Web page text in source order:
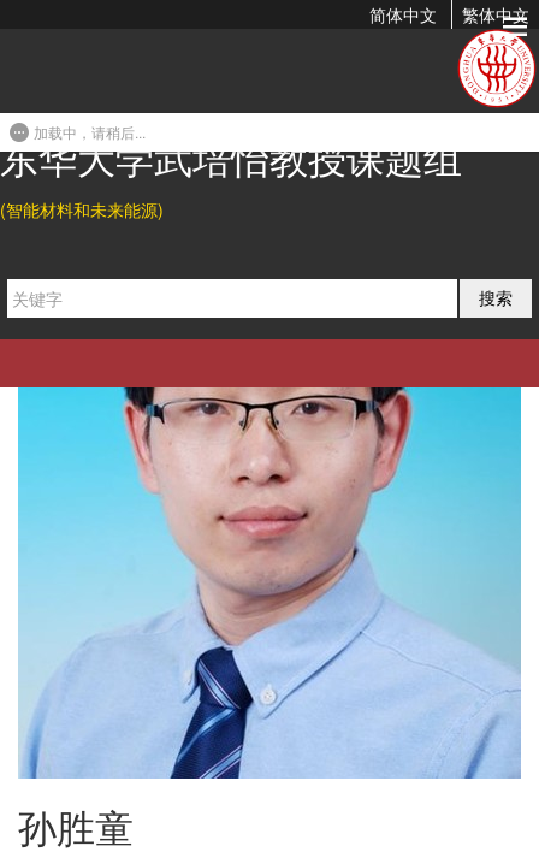
简体中文 繁体中文
东华大学武培怡教授课题组
(智能材料和未来能源)
搜索
孙胜童
加载中，请稍后...